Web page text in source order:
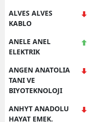
ALVES ALVES
KABLO
ANELE ANEL
ELEKTRIK
ANGEN ANATOLIA
TANI VE
BIYOTEKNOLOJI
ANHYT ANADOLU
HAYAT EMEK.